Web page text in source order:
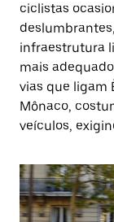
ciclistas
infraestrutura
mais
vias que ligam
Mônaco,
veículos,